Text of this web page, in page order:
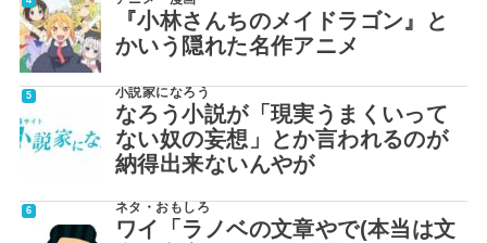
『小林さんちのメイドラゴン』と
かいう隠れた名作アニメ
小説家になろう
なろう小説が「現実うまくいって
ない奴の妄想」とか言われるのが
納得出来ないんやが
ネタ・おもしろ
ワイ「ラノベの文章やで(本当は文